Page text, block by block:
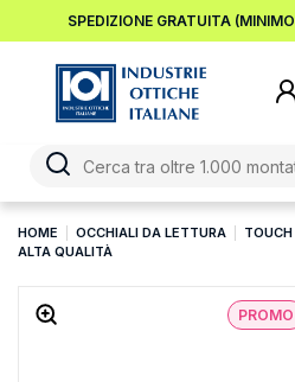
SPEDIZIONE GRATUITA
HOME OCCHIALI DA LETTURA
ALTA QUALITÀ
PROMO